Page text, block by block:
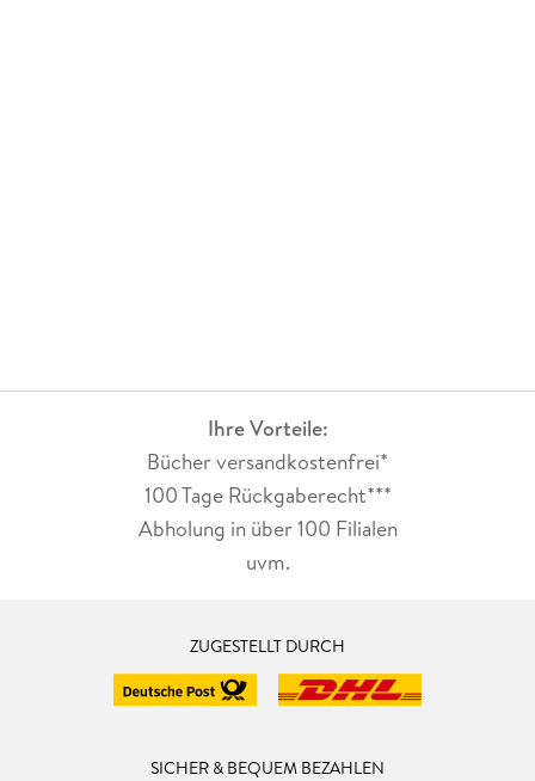
Ihre Vorteile:
Bücher versandkostenfrei*
100 Tage Rückgaberecht***
Abholung in über 100 Filialen
uvm.
ZUGESTELLT DURCH
SICHER & BEQUEM BEZAHLEN